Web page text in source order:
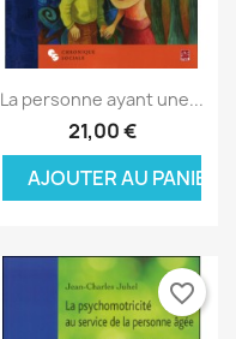
Aperçu rapide
La personne ayant une...
21,00 €
AJOUTER AU PANIER
favorite_border